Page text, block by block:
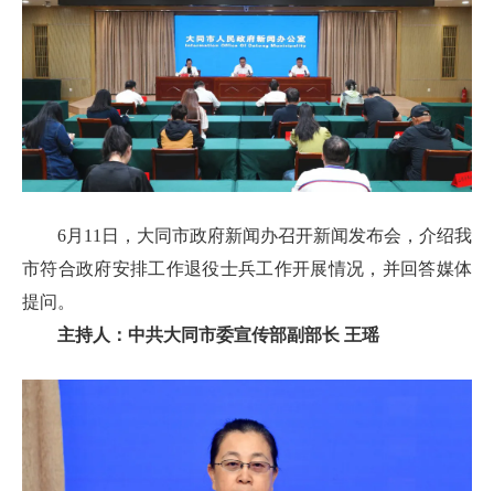
6月11日，大同市政府新闻办召开新闻发布会，介绍我
市符合政府安排工作退役士兵工作开展情况，并回答媒体
提问。
主持人：中共大同市委宣传部副部长 王瑶